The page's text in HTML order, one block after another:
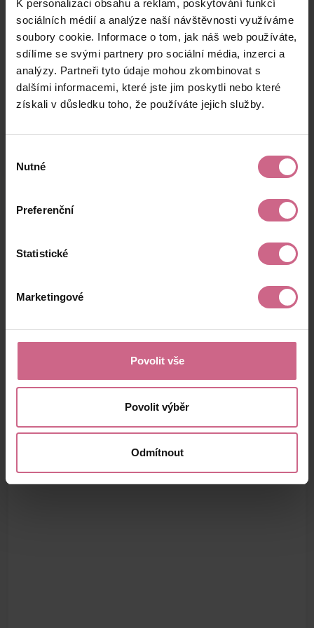
K personalizaci obsahu a reklam, poskytování funkcí
sociálních médií a analýze naší návštěvnosti využíváme
soubory cookie. Informace o tom, jak náš web používáte,
sdílíme se svými partnery pro sociální média, inzerci a
analýzy. Partneři tyto údaje mohou zkombinovat s
dalšími informacemi, které jste jim poskytli nebo které
získali v důsledku toho, že používáte jejich služby.
souhlasu
Nutné
Preferenční
Statistické
Marketingové
Povolit vše
Povolit výběr
Odmítnout
P****
O****
3. 6. 2024
11:36:11
M****
1 000 Kč
3. 6. 2024
09:14:49
1 020 Kč
J****
Š****
2 500 Kč
3. 6. 2024
07:53:47
2 550 Kč
keyboard_arrow_left keyboard_arrow_right